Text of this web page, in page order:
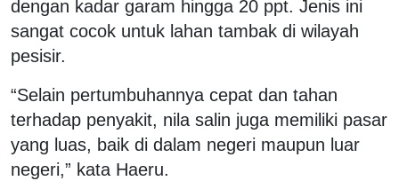
dengan kadar garam hingga 20 ppt. Jenis ini
sangat cocok untuk lahan tambak di wilayah
pesisir.
“Selain pertumbuhannya cepat dan tahan
terhadap penyakit, nila salin juga memiliki pasar
yang luas, baik di dalam negeri maupun luar
negeri,” kata Haeru.